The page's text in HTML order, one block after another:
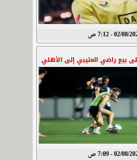
2026 - 7:12 ص
بيع راضي العتيبي إلى الأهلي
2026 - 7:09 ص